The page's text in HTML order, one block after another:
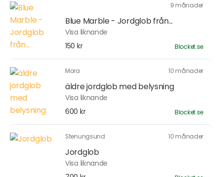
9 månader
Blue Marble - Jordglob från...
Visa liknande
150 kr
Blocket.se
Mora 10 månader
äldre jordglob med belysning
Visa liknande
600 kr
Blocket.se
Stenungsund 10 månader
Jordglob
Visa liknande